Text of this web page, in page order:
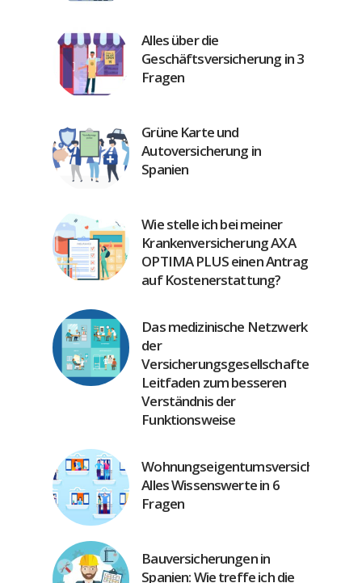
Alles über die
Geschäftsversicherung in 3
Fragen
Grüne Karte und
Autoversicherung in
Spanien
Wie stelle ich bei meiner
Krankenversicherung AXA
OPTIMA PLUS einen Antrag
auf Kostenerstattung?
Das medizinische Netzwerk
der
Versicherungsgesellschaften:
Leitfaden zum besseren
Verständnis der
Funktionsweise
Wohnungseigentumsversicherung:
Alles Wissenswerte in 6
Fragen
Bauversicherungen in
Spanien: Wie treffe ich die